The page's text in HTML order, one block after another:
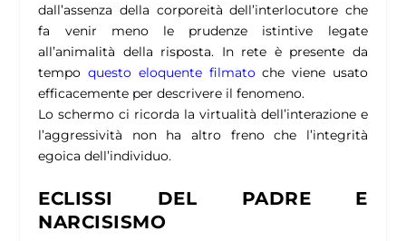
dall’assenza della corporeità dell’interlocutore che
fa venir meno le prudenze istintive legate
all’animalità della risposta. In rete è presente da
tempoquesto eloquente filmatoche viene usato
efficacemente per descrivere il fenomeno.
Lo schermo ci ricorda la virtualità dell’interazione e
l’aggressività non ha altro freno che l’integrità
egoica dell’individuo.
ECLISSI DEL PADRE E
NARCISISMO